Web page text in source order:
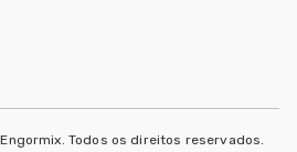
Todos os direitos reservados.